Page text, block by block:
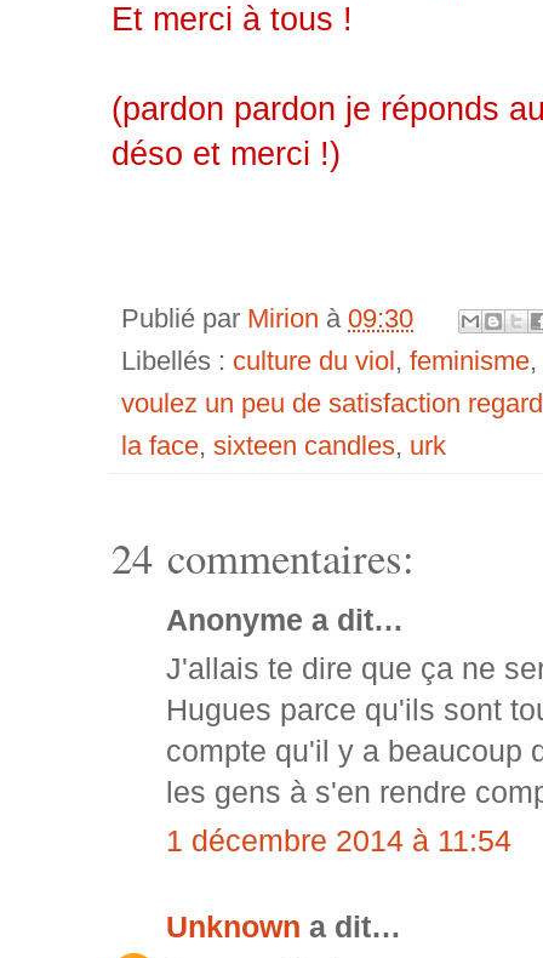
Et merci à tous !
(pardon pardon je réponds
déso et merci !)
Publié par Mirion à 09:30
Libellés : culture du viol, feminisme,
voulez un peu de satisfaction
la face, sixteen candles, urk
24 commentaires:
Anonyme a dit…
J'allais te dire que ça ne
Hugues parce qu'ils sont
compte qu'il y a beaucoup
les gens à s'en rendre
1 décembre 2014 à 11:54
Unknown a dit…